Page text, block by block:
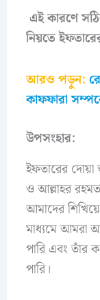
এই কারণে
নিয়তে
আরও পড়ুন:
কাফফারা
উপসংহার:
ইফতারের
ও আল্লাহর
আমাদের
মাধ্যমে আমরা
পারি এবং তাঁর
পারি।